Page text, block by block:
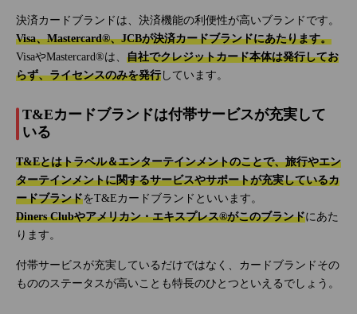
決済カードブランドは、決済機能の利便性が高いブランドです。
Visa、Mastercard®、JCBが決済カードブランドにあたります。
VisaやMastercard®は、 自社でクレジットカード本体は発行してお
らず、ライセンスのみを発行 しています。
T&Eカードブランドは付帯サービスが充実して
いる
T&Eとはトラベル＆エンターテインメントのことで、旅行やエン
ターテインメントに関するサービスやサポートが充実しているカ
ードブランドをT&Eカードブランドといいます。
Diners Clubやアメリカン・エキスプレス®がこのブランドにあた
ります。
付帯サービスが充実しているだけではなく、カードブランドその
もののステータスが高いことも特長のひとつといえるでしょう。